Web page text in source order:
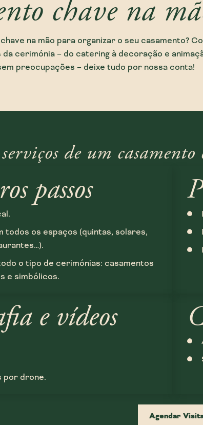
chave na
na mão para organizar o seu casamento?
cerimónia – do catering à decoração e
preocupações – deixe tudo por nossa conta!
serviços de um
passos
todos os espaços (quintas, solares,
o tipo de cerimónias: casamentos
e simbólicos.
e vídeos
por drone.
Agendar